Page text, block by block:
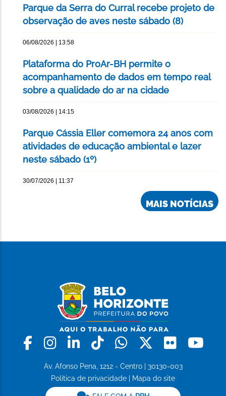
Parque da Serra do Curral recebe projeto de
observação de aves neste sábado (8)
06/08/2026 | 13:58
Plataforma do ProAr-BH permite o
acompanhamento de dados em tempo real
sobre a qualidade do ar na cidade
03/08/2026 | 14:15
Parque Cássia Eller comemora 24 anos com
atividades de educação ambiental e lazer
neste sábado (1º)
30/07/2026 | 11:37
MAIS NOTÍCIAS
Facebook
Instagram
LinkedinTiktokWhatsapp
X Flickr
Av. Afonso Pena, 1212 - Centro | 30130-003
Política de privacidade
Mapa do site